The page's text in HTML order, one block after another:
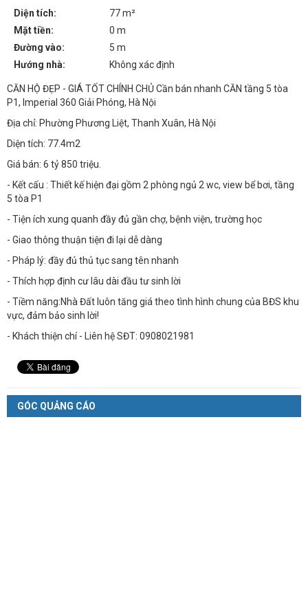
Diện tích:
77 m²
Mặt tiền:
0 m
Đường vào:
5 m
Hướng nhà:
Không xác định
CĂN HỘ ĐẸP - GIÁ TỐT CHÍNH CHỦ Cần bán nhanh CĂN tầng 5 tòa
P1, Imperial 360 Giải Phóng, Hà Nội
Địa chỉ: Phường Phương Liệt, Thanh Xuân, Hà Nội
Diện tích: 77.4m2
Giá bán: 6 tỷ 850 triệu.
- Kết cấu : Thiết kế hiện đại gồm 2 phòng ngủ 2 wc, view bể bơi, tầng
5 tòa P1
- Tiện ích xung quanh đầy đủ gần chợ, bệnh viện, trường học
- Giao thông thuận tiện đi lại dễ dàng
- Pháp lý: đầy đủ thủ tục sang tên nhanh
- Thích hợp định cư lâu dài đầu tư sinh lời
- Tiềm năng:Nhà Đất luôn tăng giá theo tình hình chung của BĐS khu
vực, đảm bảo sinh lời!
- Khách thiện chí - Liên hệ SĐT: 0908021981
GÓC QUẢNG CÁO